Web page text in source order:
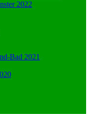
2022
Bad 2021